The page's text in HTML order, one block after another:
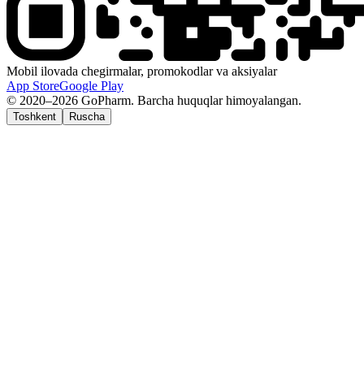
Mobil ilovada chegirmalar, promokodlar va aksiyalar
App StoreGoogle Play
© 2020–2026 GoPharm. Barcha huquqlar himoyalangan.
Toshkent Ruscha